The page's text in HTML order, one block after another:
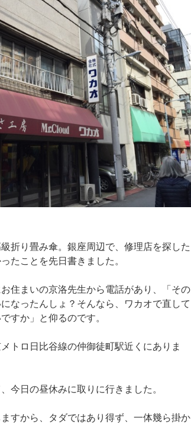
折り畳み傘。銀座周辺で、修理店を探した
たことを先日書きました。
住まいの京洛先生から電話があり、「その
なったんしょ？そんなら、ワカオで直して
すか」と仰るのです。
トロ日比谷線の仲御徒町駅近くにありま
今日の昼休みに取りに行きました。
すから、タダではあり得ず、一体幾ら掛か